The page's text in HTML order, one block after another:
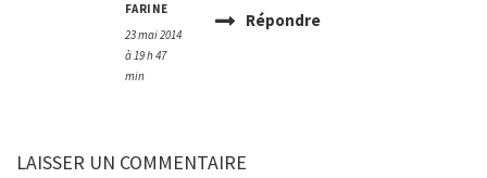
FARINE
23 mai 2014
à 19 h 47
min
Répondre
LAISSER UN COMMENTAIRE